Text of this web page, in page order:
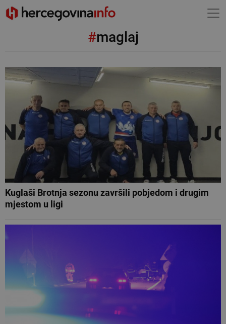
#maglaj
Kuglaši Brotnja sezonu završili pobjedom i drugim
mjestom u ligi